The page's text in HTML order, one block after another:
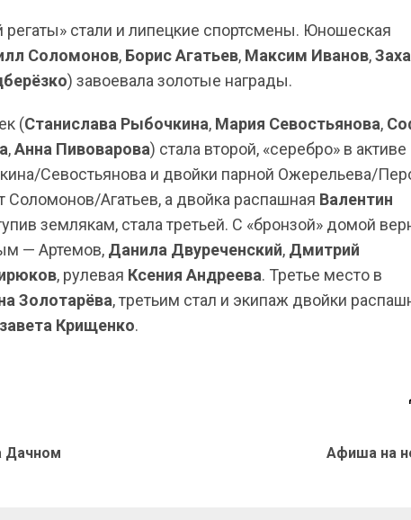
стали и липецкие спортсмены. Юношеская
Соломонов, Борис Агатьев, Максим Иванов,
) завоевала золотые награды.
(Станислава Рыбочкина, Мария Севостьянова,
,Анна Пивоварова) стала второй, «серебро» в активе
Севостьянова и двойки парной Ожерельева/
Соломонов/Агатьев, а двойка распашная Валентин
землякам, стала третьей. С «бронзой» домой
— Артемов, Данила Двуреченский, Дмитрий
, рулевая Ксения Андреева. Третье место в
Золотарёва, третьим стал и экипаж двойки
Крищенко.
Дачном Афиша на